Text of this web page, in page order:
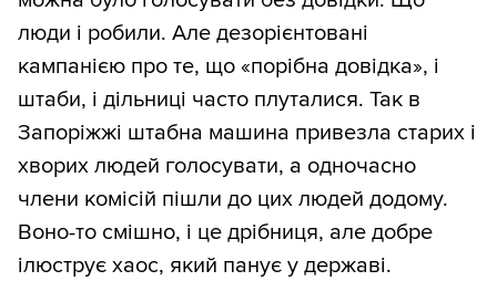
люди і робили. Але дезорієнтовані
кампанією про те, що «порібна довідка», і
штаби, і дільниці часто плуталися. Так в
Запоріжжі штабна машина привезла старих і
хворих людей голосувати, а одночасно
члени комісій пішли до цих людей додому.
Воно-то смішно, і це дрібниця, але добре
ілюструє хаос, який панує у державі.